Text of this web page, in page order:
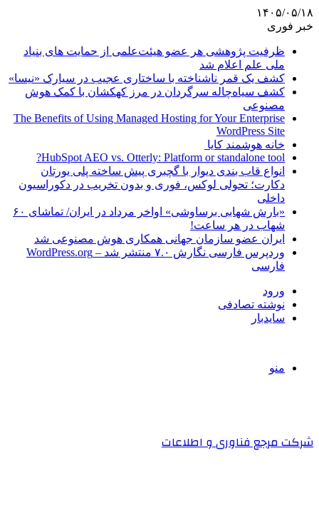
۱۴۰۵/۰۵/۱۸
خبر فوری
ظرفیت پژوهشی هر عضو هیئت‌علمی از حمایت های بنیاد
ملی علم اعلام شد
کشف یک قمر ناشناخته با ساختاری عجیب در سیارک «نیسا»
کشف سیاه‌چاله سرگردان در مرز کهکشان با کمک هوش
مصنوعی
The Benefits of Using Managed Hosting for Your Enterprise
WordPress Site
خانه هوشمند کایا
HubSpot AEO vs. Otterly: Platform or standalone tool?
انواع قاب بندی دیوار با گچبری پیش ساخته پلی یورتان
دکارت؛ تحولی لوکس، فوری و بدون تخریب در دکوراسیون
داخلی
«بارش شهابی برساوشی» اواخر مرداد در ایران/ تماشای ۶۰
شهاب در هر ساعت!
ایران عضو سازمان جهانی همکاری هوش مصنوعی شد
وردپرس فارسی نگارش ۷.۰ منتشر شد – WordPress.org
فارسی
ورود
نوشته تصادفی
سایدبار
منو
شرکت مرجع فناوری و اطلاعات